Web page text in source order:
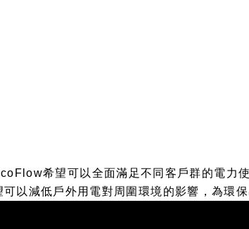
希望可以全面滿足不同客戶群的電力
以減低戶外用電對周圍環境的影響，為環保